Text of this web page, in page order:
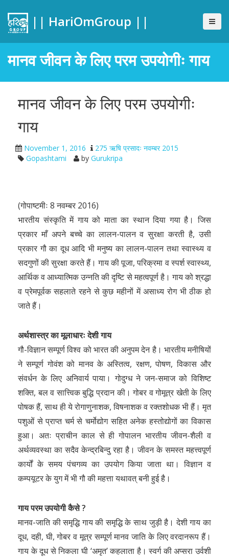
|| HariOmGroup ||
मानव जीवन के लिए परम उपयोगीः गाय
मानव जीवन के लिए परम उपयोगीः
गाय
November 1, 2016
275 ऋषि प्रसादः नवम्बर 2015
Gopashtami
by Gurukripa
(गोपाष्टमीः 8 नवम्बर 2016)
भारतीय संस्कृति में गाय को माता का स्थान दिया गया है। जिस
प्रकार माँ अपने बच्चे का लालन-पालन व सुरक्षा करती है, उसी
प्रकार गौ का दूध आदि भी मनुष्य का लालन-पालन तथा स्वास्थ्य व
सदगुणों की सुरक्षा करते हैं। गाय की पूजा, परिक्रमा व स्पर्श स्वास्थ्य,
आर्थिक व आध्यात्मिक उन्नति की दृष्टि से महत्वपूर्ण है। गाय को श्रद्धा
व प्रेमपूर्वक सहलाते रहने से कुछ महीनों में असाध्य रोग भी ठीक हो
जाते हैं।
अर्थशास्त्र का मूलाधारः देशी गाय
गौ-विज्ञान सम्पूर्ण विश्व को भारत की अनुपम देन है। भारतीय मनीषियों
ने सम्पूर्ण गोवंश को मानव के अस्तित्व, रक्षण, पोषण, विकास और
संवर्धन के लिए अनिवार्य पाया। गोदुग्ध ने जन-समाज को विशिष्ट
शक्ति, बल व सात्त्विक बुद्धि प्रदान की। गोबर व गोमूत्र खेती के लिए
पोषक हैं, साथ ही ये रोगाणुनाशक, विषनाशक व रक्तशोधक भी हैं। मृत
पशुओं से प्राप्त चर्म से चर्मोद्योग सहित अनेक हस्तोद्योगों का विकास
हुआ। अतः प्राचीन काल से ही गोपालन भारतीय जीवन-शैली व
अर्थव्यवस्था का सदैव केन्द्रबिन्दु रहा है। जीवन के समस्त महत्त्वपूर्ण
कार्यों के समय पंचगव्य का उपयोग किया जाता था। विज्ञान व
कम्पयूटर के युग में भी गौ की महत्ता यथावत् बनी हुई है।
गाय परम उपयोगी कैसे ?
मानव-जाति की समृद्धि गाय की समृद्धि के साथ जुड़ी है। देशी गाय का
दूध, दही, घी, गोबर व मूत्र सम्पूर्ण मानव जाति के लिए वरदानरूप हैं।
गाय के दूध से निकला घी ‘अमृत’ कहलाता है। स्वर्ग की अप्सरा उर्वशी